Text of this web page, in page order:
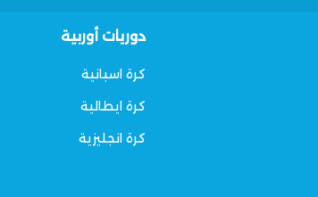
دوريات أوربية
كرة اسبانية
كرة ايطالية
كرة انجليزية